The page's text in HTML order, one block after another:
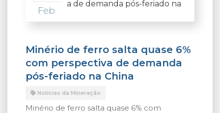
Feb
Minério de ferro salta quase 6%
com perspectiva de demanda
pós-feriado na China
Notícias da Mineração
Minério de ferro salta quase 6% com